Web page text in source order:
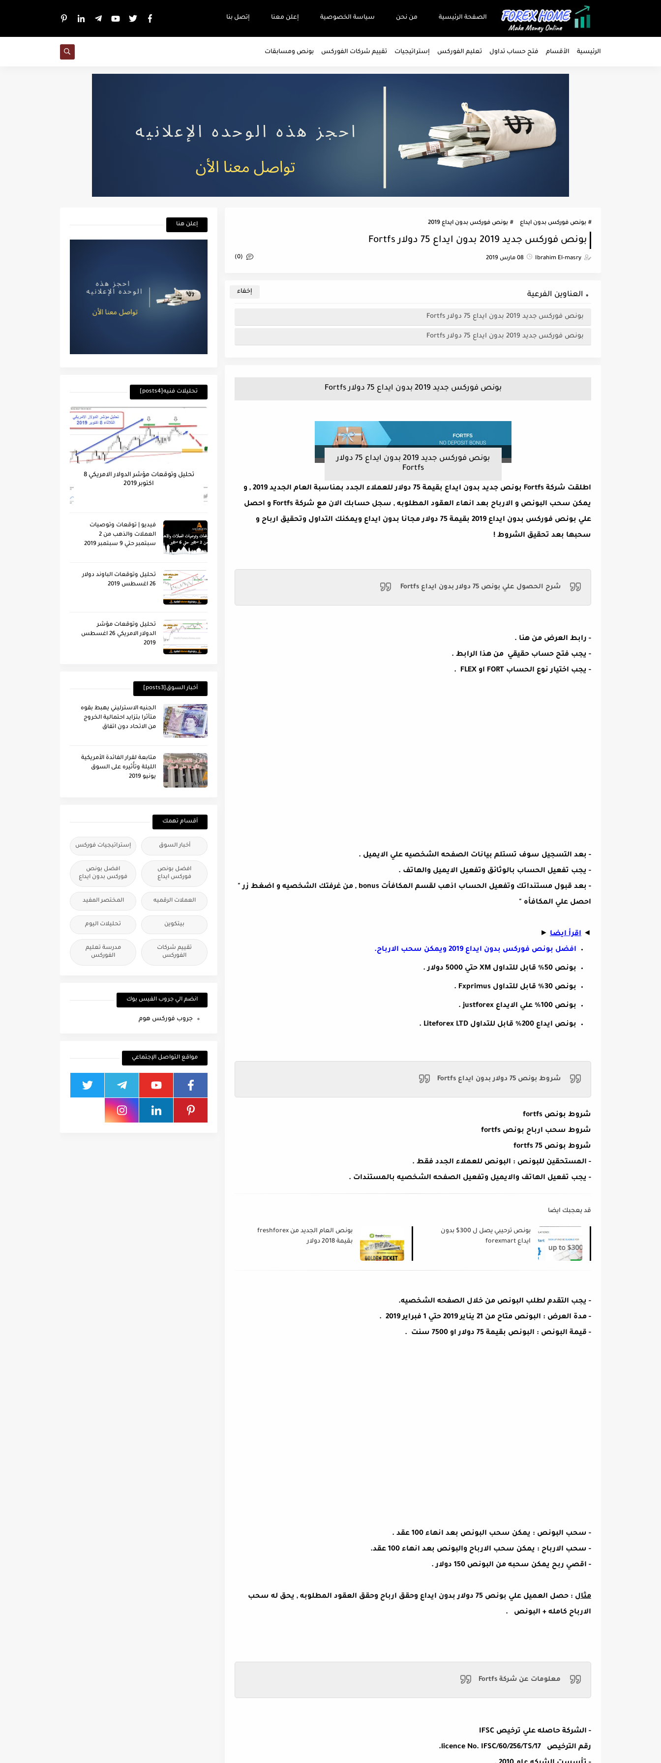
الصفحة الرئيسية من نحن سياسة الخصوصية إعلن معنا إتصل بنا
الرئيسية الأقسام فتح حساب تداول تعليم الفوركس إستراتيجيات تقييم شركات الفوركس بونص ومسابقات
بونص فوركس بدون ايداع بونص فوركس بدون ايداع 2019
بونص فوركس جديد 2019 بدون ايداع 75 دولار Fortfs
Ibrahim El-masry 08 مارس 2019 (0)
العناوين الفرعية
بونص فوركس جديد 2019 بدون ايداع 75 دولار Fortfs
بونص فوركس جديد 2019 بدون ايداع 75 دولار Fortfs
بونص فوركس جديد 2019 بدون ايداع 75 دولار Fortfs
بونص فوركس جديد 2019 بدون ايداع 75 دولار
Fortfs
اطلقت شركة Fortfs بونص جديد بدون ايداع بقيمة 75 دولار للعملاء الجدد بمناسبة العام الجديد 2019 , و
يمكن سحب البونص و الارباح بعد انهاء العقود المطلوبه , سجل حسابك الان مع شركة Fortfs و احصل
علي بونص فوركس بدون ايداع 2019 بقيمة 75 دولار مجانا بدون ايداع ويمكنك التداول وتحقيق ارباح و
سحبها بعد تحقيق الشروط !
شرح الحصول علي بونص 75 دولار بدون ايداع Fortfs
- رابط العرض من هنا .
- يجب فتح حساب حقيقي من هذا الرابط .
- يجب اختيار نوع الحساب FORT او FLEX .
- بعد التسجيل سوف تستلم بيانات الصفحه الشخصيه علي الايميل .
- يجب تفعيل الحساب بالوثائق وتفعيل الايميل والهاتف .
- بعد قبول مستنداتك وتفعيل الحساب اذهب لقسم المكافأت bonus , من غرفتك الشخصيه و اضغط زر "
احصل علي المكافأه "
◄ اقرأ ايضا ►
افضل بونص فوركس بدون ايداع 2019 ويمكن سحب الارباح.
بونص 50% قابل للتداول XM حتي 5000 دولار .
بونص 30% قابل للتداول Fxprimus .
بونص 100% علي الايداع justforex .
بونص ايداع 200% قابل للتداول Liteforex LTD .
شروط بونص 75 دولار بدون ايداع Fortfs
شروط بونص fortfs
شروط سحب ارباح بونص fortfs
شروط بونص 75 fortfs
- المستحقين للبونص : البونص للعملاء الجدد فقط .
- يجب تفعيل الهاتف والايميل وتفعيل الصفحه الشخصيه بالمستندات .
قد يعجبك ايضا
بونص ترحيبي يصل ل 300$ بدون
ايداع forexmart
بونص العام الجديد من freshforex
بقيمة 2018 دولار
- يجب التقدم لطلب البونص من خلال الصفحه الشخصيه.
- مدة العرض : البونص متاح من 21 يناير 2019 حتي 1 فبراير 2019 .
- قيمة البونص : البونص بقيمة 75 دولار او 7500 سنت .
- سحب البونص : يمكن سحب البونص بعد انهاء 100 عقد .
- سحب الارباح : يمكن سحب الارباح والبونص بعد انهاء 100 عقد.
- اقصي ربح يمكن سحبه من البونص 150 دولار .
مثال
: حصل العميل علي بونص 75 دولار بدون ايداع وحقق ارباح وحقق العقود المطلوبه , يحق له سحب
الارباح كامله + البونص .
معلومات عن شركة Fortfs
- الشركة حاصله علي ترخيص IFSC
رقم الترخيص
IFSC/60/256/TS/17.
إعلن هنا
تحليلات فنيه[posts4]
تحليل وتوقعات مؤشر الدولار الامريكي 8
اكتوبر 2019
فيديو | توقعات وتوصيات
العملات والذهب من 2
سبتمبر حتي 9 سبتمبر 2019
تحليل وتوقعات الباوند دولار
26 اغسطس 2019
تحليل وتوقعات مؤشر
الدولار الامريكي 26 اغسطس
2019
أخبار السوق[posts3]
الجنيه الاسترليني يهبط بقوه
متأثرا بتزايد احتمالية الخروج
من الاتحاد دون اتفاق
متابعة لقرار الفائدة الأمريكية
الليلة وتأُثيره على السوق
يونيو 2019
أقسام تهمك
أخبار السوق إستراتيجيات فوركس
افضل بونص
فوركس ايداع
افضل بونص
فوركس بدون ايداع
العملات الرقميه المختصر المفيد
بيتكوين تحليلات اليوم
تقييم شركات
الفوركس
مدرسة تعليم
الفوركس
انضم الي جروب الفيس بوك
جروب فوركس هوم
مواقع التواصل الإجتماعي